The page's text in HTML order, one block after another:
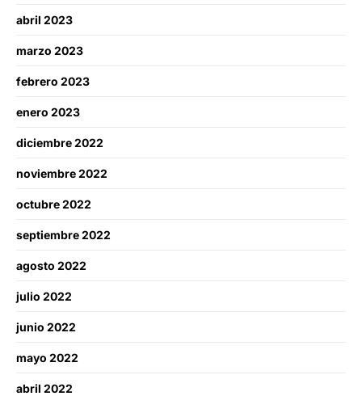
abril 2023
marzo 2023
febrero 2023
enero 2023
diciembre 2022
noviembre 2022
octubre 2022
septiembre 2022
agosto 2022
julio 2022
junio 2022
mayo 2022
abril 2022